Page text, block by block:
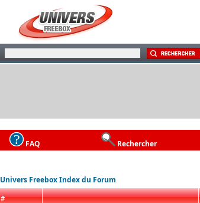
FAQ Rechercher
Univers Freebox Index du Forum
#